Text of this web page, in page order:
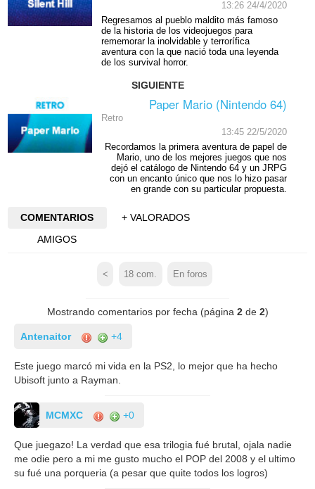
13:26 24/4/2020
Regresamos al pueblo maldito más famoso
de la historia de los videojuegos para
rememorar la inolvidable y terrorífica
aventura con la que nació toda una leyenda
de los survival horror.
SIGUIENTE
Paper Mario (Nintendo 64)
Retro
13:45 22/5/2020
Recordamos la primera aventura de papel de
Mario, uno de los mejores juegos que nos
dejó el catálogo de Nintendo 64 y un JRPG
con un encanto único que nos lo hizo pasar
en grande con su particular propuesta.
COMENTARIOS
+ VALORADOS
AMIGOS
< 18 com. En foros
Mostrando comentarios por fecha (página 2de 2)
Antenaitor +4
Este juego marcó mi vida en la PS2, lo mejor que ha hecho
Ubisoft junto a Rayman.
MCMXC +0
Que juegazo! La verdad que esa trilogia fué brutal, ojala nadie
me odie pero a mi me gusto mucho el POP del 2008 y el ultimo
su fué una porqueria (a pesar que quite todos los logros)